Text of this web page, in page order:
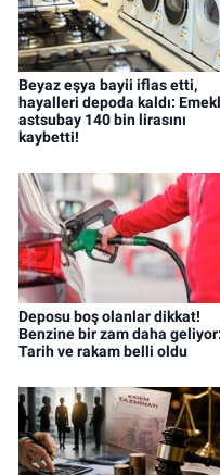
Beyaz eşya bayii iflas etti,
hayalleri depoda kaldı:
astsubay 140 bin lirasını
kaybetti!
Deposu boş olanlar dikkat!
Benzine bir zam daha geliyor:
Tarih ve rakam belli oldu